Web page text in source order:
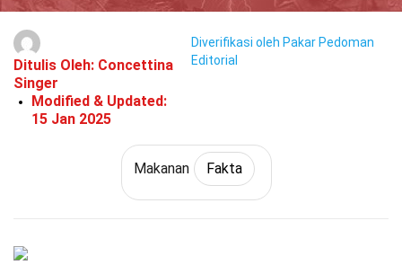
Ditulis Oleh: Concettina
Singer
Modified & Updated:
15 Jan 2025
Diverifikasi oleh Pakar Pedoman
Editorial
Makanan Fakta